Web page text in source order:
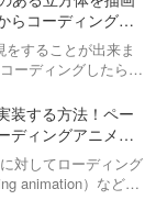
多いよう…
らコーディングす
開することが出来ま
ーディングしたら良
方体をHTML / CSS
によっ…
装する方法！ペー
ディングアニメー
ましょう！
対してローディング
animation）などを